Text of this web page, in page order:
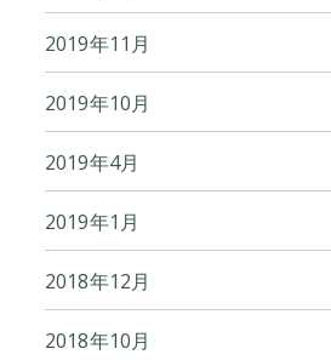
2019年11月
2019年10月
2019年4月
2019年1月
2018年12月
2018年10月